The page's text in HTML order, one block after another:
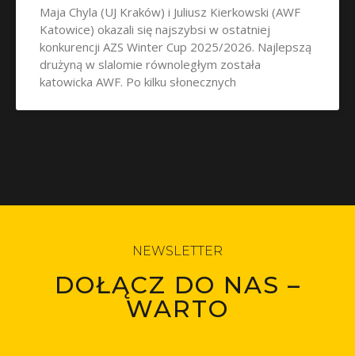
Maja Chyla (UJ Kraków) i Juliusz Kierkowski (AWF
Katowice) okazali się najszybsi w ostatniej
konkurencji AZS Winter Cup 2025/2026. Najlepszą
drużyną w slalomie równoległym została
katowicka AWF. Po kilku słonecznych
NEWSLETTER
DOŁĄCZ DO NAS –
WARTO